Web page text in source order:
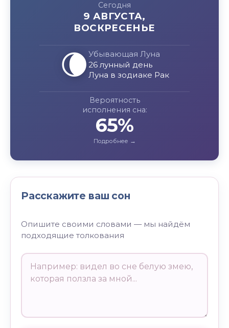
Сегодня
9 АВГУСТА,
ВОСКРЕСЕНЬЕ
🌘 Убывающая Луна
26 лунный день
Луна в зодиаке Рак
Вероятность
исполнения сна:
65%
Расскажите ваш сон
Опишите своими словами — мы найдём
подходящие толкования